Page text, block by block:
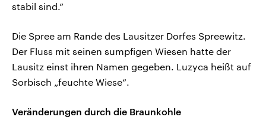
stabil sind.“
Die Spree am Rande des Lausitzer Dorfes Spreewitz.
Der Fluss mit seinen sumpfigen Wiesen hatte der
Lausitz einst ihren Namen gegeben. Luzyca heißt auf
Sorbisch „feuchte Wiese“.
Veränderungen durch die Braunkohle